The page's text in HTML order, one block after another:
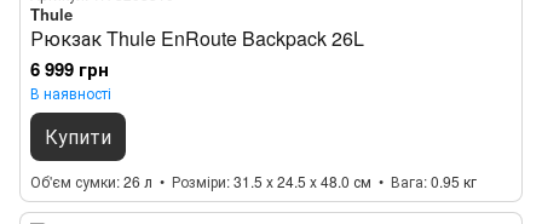
Thule
Рюкзак Thule EnRoute Backpack 26L
6 999 грн
В наявності
Купити
Об'єм сумки 26 л Розміри 31.5 x 24.5 x 48.0 см Вага 0.95 кг